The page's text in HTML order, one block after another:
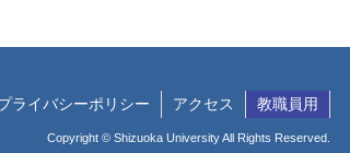
ライバシーポリシー アクセス 教職員用
Copyright © Shizuoka University All Rights Reserved.